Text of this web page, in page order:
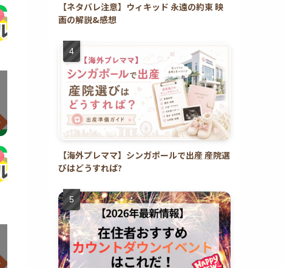
【ネタバレ注意】ウィキッド 永遠の約束 映
画の解説&感想
【海外プレママ】シンガポールで出産 産院選
びはどうすれば?